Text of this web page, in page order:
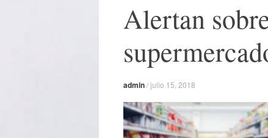
Alertan
admin/julio 15, 2018